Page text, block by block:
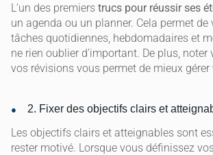
L’un des premiers trucs pour réussir ses
un agenda ou un planner. Cela permet
tâches quotidiennes, hebdomadaires et
ne rien oublier d’important. De plus, noter
vos révisions vous permet de mieux gérer
2. Fixer des objectifs clairs et
Les objectifs clairs et atteignables sont
rester motivé. Lorsque vous définissez